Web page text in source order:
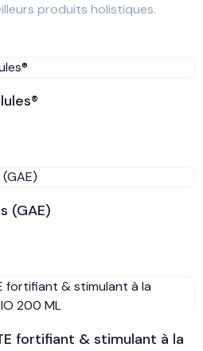
produits holistiques.
(GAE)
fortifiant & stimulant à la